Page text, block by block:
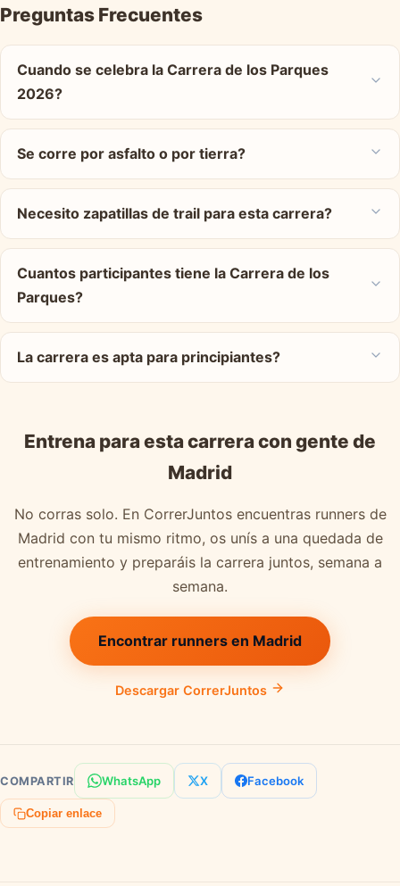
Preguntas Frecuentes
Cuando se celebra la Carrera de los Parques
2026?
Se corre por asfalto o por tierra?
Necesito zapatillas de trail para esta carrera?
Cuantos participantes tiene la Carrera de los
Parques?
La carrera es apta para principiantes?
Entrena para esta carrera con gente de
Madrid
No corras solo. En CorrerJuntos encuentras runners de
Madrid con tu mismo ritmo, os unís a una quedada de
entrenamiento y preparáis la carrera juntos, semana a
semana.
Encontrar runners en Madrid
Descargar CorrerJuntos
COMPARTIR WhatsApp X Facebook
Copiar enlace